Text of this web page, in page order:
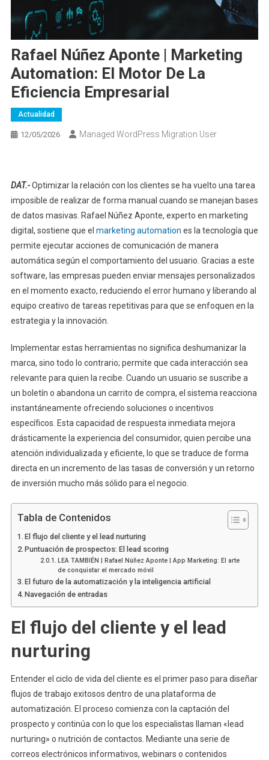
Rafael Núñez Aponte | Marketing
Automation: El Motor De La
Eficiencia Empresarial
Actualidad
12/05/2026 Managed WordPress Migration User
DAT.-Optimizar la relación con los clientes se ha vuelto una tarea
imposible de realizar de forma manual cuando se manejan bases
de datos masivas. Rafael Núñez Aponte, experto en marketing
digital, sostiene que el marketing automation es la tecnología que
permite ejecutar acciones de comunicación de manera
automática según el comportamiento del usuario. Gracias a este
software, las empresas pueden enviar mensajes personalizados
en el momento exacto, reduciendo el error humano y liberando al
equipo creativo de tareas repetitivas para que se enfoquen en la
estrategia y la innovación.
Implementar estas herramientas no significa deshumanizar la
marca, sino todo lo contrario; permite que cada interacción sea
relevante para quien la recibe. Cuando un usuario se suscribe a
un boletín o abandona un carrito de compra, el sistema reacciona
instantáneamente ofreciendo soluciones o incentivos
específicos. Esta capacidad de respuesta inmediata mejora
drásticamente la experiencia del consumidor, quien percibe una
atención individualizada y eficiente, lo que se traduce de forma
directa en un incremento de las tasas de conversión y un retorno
de inversión mucho más sólido para el negocio.
Tabla de Contenidos
El flujo del cliente y el lead nurturing
Puntuación de prospectos: El lead scoring
LEA TAMBIÉN | Rafael Núñez Aponte | App Marketing: El arte
de conquistar el mercado móvil
El futuro de la automatización y la inteligencia artificial
Navegación de entradas
El flujo del cliente y el lead
nurturing
Entender el ciclo de vida del cliente es el primer paso para diseñar
flujos de trabajo exitosos dentro de una plataforma de
automatización. El proceso comienza con la captación del
prospecto y continúa con lo que los especialistas llaman «lead
nurturing» o nutrición de contactos. Mediante una serie de
correos electrónicos informativos, webinars o contenidos